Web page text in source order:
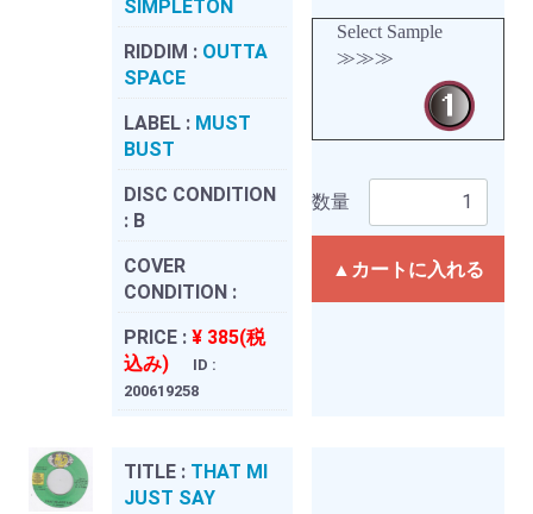
SIMPLETON
RIDDIM : OUTTA
SPACE
LABEL : MUST
BUST
DISC CONDITION
: B
COVER
CONDITION :
PRICE : ¥ 385(税
込み)
ID :
200619258
Select Sample
≫≫≫
数量
▲カートに入れる
TITLE : THAT MI
JUST SAY